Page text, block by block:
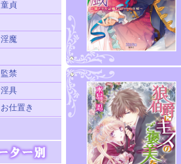
童貞
淫魔
監禁
淫具
お仕置き